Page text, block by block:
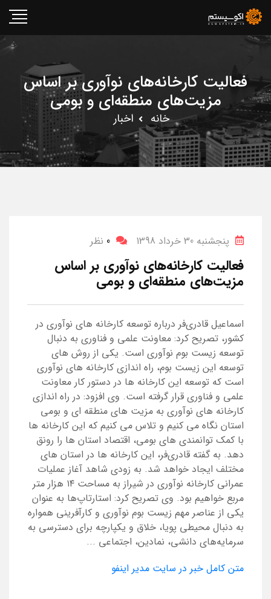
فعالیت کارخانه‌های نوآوری بر اساس
مزیت‌های منطقه‌ای و بومی
خانه اخبار
پنجشنبه 30 خرداد 1398 0 نظر
فعالیت کارخانه‌های نوآوری بر اساس
مزیت‌های منطقه‌ای و بومی
اسماعیل قادری‌فر درباره توسعه کارخانه های نوآوری در
کشور، تصریح کرد: معاونت علمی و فناوری به دنبال
توسعه زیست بوم نوآوری است. یکی از روش های
توسعه این زیست بوم، راه اندازی کارخانه های نوآوری
است که توسعه این کارخانه ها در دستور کار معاونت
علمی و فناوری قرار گرفته است. وی افزود: در راه اندازی
کارخانه های نوآوری به مزیت های منطقه ای و بومی
استان نگاه می کنیم و تلاس می کنیم که این کارخانه ها
با کمک توانمندی های بومی، اقتصاد استان ها را رونق
دهد. به گفته قادری‌فر، این کارخانه ها در استان های
مختلف ایجاد خواهد شد. به زودی شاهد آغاز عملیات
عمرانی کارخانه نوآوری در شیراز به مساحت ۱۴ هزار متر
مربع خواهیم بود. وی تصریح کرد: استارتاپ‌ها به عنوان
یکی از عناصر مهم زیست بوم نوآوری و کارآفرینی همواره
به دنبال محیطی پویا، خلاق و یکپارچه برای دسترسی به
سرمایه‌های دانشی، نمادین، اجتماعی ...
متن کامل خبر در سایت مدیر اینفو